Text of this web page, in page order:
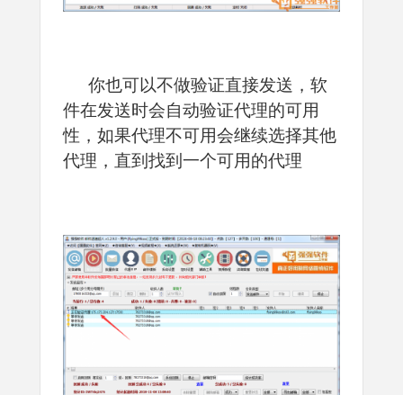
你也可以不做验证直接发送，软
件在发送时会自动验证代理的可用
性，如果代理不可用会继续选择其他
代理，直到找到一个可用的代理